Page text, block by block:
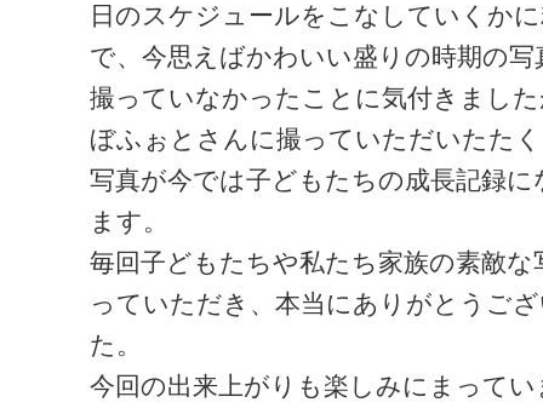
日のスケジュールをこなしていくか
で、今思えばかわいい盛りの時期の写
撮っていなかったことに気付きまし
ぼふぉとさんに撮っていただいたた
写真が今では子どもたちの成長記録に
ます。
毎回子どもたちや私たち家族の素敵な
っていただき、本当にありがとうご
た。
今回の出来上がりも楽しみにまってい